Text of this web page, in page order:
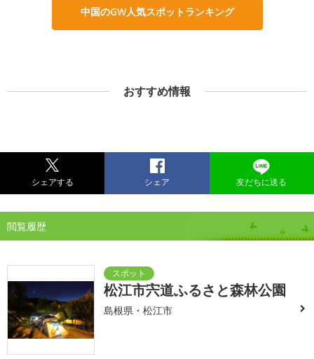
中国のGW人気スポットランキング
おすすめ情報
シェアする シェア 友だちに送る
閲覧履歴
松江市宍道ふるさと森林公園
島根県・松江市